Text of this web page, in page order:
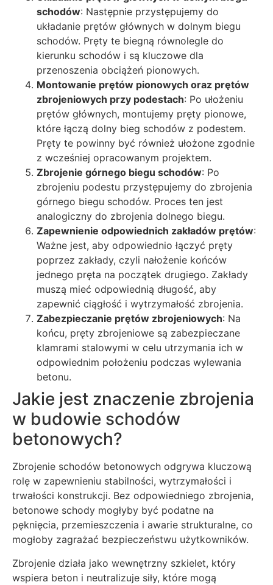
schodów: Następnie przystępujemy do
układanie prętów głównych w dolnym biegu
schodów. Pręty te biegną równolegle do
kierunku schodów i są kluczowe dla
przenoszenia obciążeń pionowych.
Montowanie prętów pionowych oraz prętów
zbrojeniowych przy podestach: Po ułożeniu
prętów głównych, montujemy pręty pionowe,
które łączą dolny bieg schodów z podestem.
Pręty te powinny być również ułożone zgodnie
z wcześniej opracowanym projektem.
Zbrojenie górnego biegu schodów: Po
zbrojeniu podestu przystępujemy do zbrojenia
górnego biegu schodów. Proces ten jest
analogiczny do zbrojenia dolnego biegu.
Zapewnienie odpowiednich zakładów prętów:
Ważne jest, aby odpowiednio łączyć pręty
poprzez zakłady, czyli nałożenie końców
jednego pręta na początek drugiego. Zakłady
muszą mieć odpowiednią długość, aby
zapewnić ciągłość i wytrzymałość zbrojenia.
Zabezpieczanie prętów zbrojeniowych: Na
końcu, pręty zbrojeniowe są zabezpieczane
klamrami stalowymi w celu utrzymania ich w
odpowiednim położeniu podczas wylewania
betonu.
Jakie jest znaczenie zbrojenia
w budowie schodów
betonowych?
Zbrojenie schodów betonowych odgrywa kluczową
rolę w zapewnieniu stabilności, wytrzymałości i
trwałości konstrukcji. Bez odpowiedniego zbrojenia,
betonowe schody mogłyby być podatne na
pęknięcia, przemieszczenia i awarie strukturalne, co
mogłoby zagrażać bezpieczeństwu użytkowników.
Zbrojenie działa jako wewnętrzny szkielet, który
wspiera beton i neutralizuje siły, które mogą